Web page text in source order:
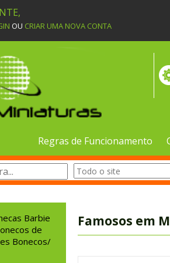
OU CRIAR UMA NOVA CONTA
Regras de Funcionamento
Barbie
de
Bonecos/
Famosos em